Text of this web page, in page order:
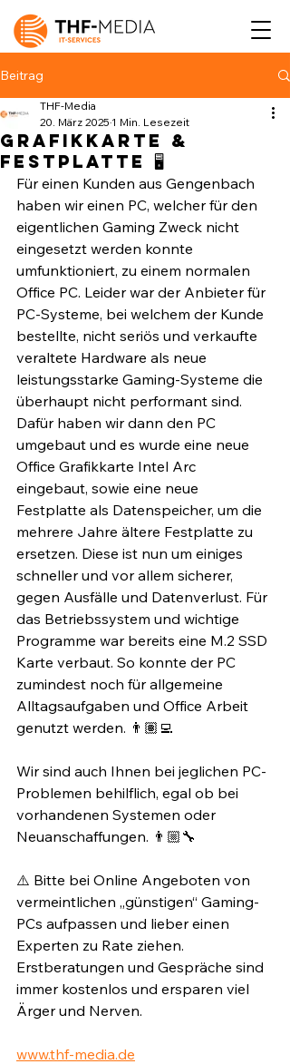
Beitrag
Grafikkarte &
Festplatte 🖥️
THF-Media
20. März 2025 1 Min. Lesezeit
Für einen Kunden aus Gengenbach
haben wir einen PC, welcher für den
eigentlichen Gaming Zweck nicht
eingesetzt werden konnte
umfunktioniert, zu einem normalen
Office PC. Leider war der Anbieter für
PC-Systeme, bei welchem der Kunde
bestellte, nicht seriös und verkaufte
veraltete Hardware als neue
leistungsstarke Gaming-Systeme die
überhaupt nicht performant sind.
Dafür haben wir dann den PC
umgebaut und es wurde eine neue
Office Grafikkarte Intel Arc
eingebaut, sowie eine neue
Festplatte als Datenspeicher, um die
mehrere Jahre ältere Festplatte zu
ersetzen. Diese ist nun um einiges
schneller und vor allem sicherer,
gegen Ausfälle und Datenverlust. Für
das Betriebssystem und wichtige
Programme war bereits eine M.2 SSD
Karte verbaut. So konnte der PC
zumindest noch für allgemeine
Alltagsaufgaben und Office Arbeit
genutzt werden. 👨🏽‍💻⁣
Wir sind auch Ihnen bei jeglichen PC-
Problemen behilflich, egal ob bei
vorhandenen Systemen oder
Neuanschaffungen. 👨🏼‍🔧⁣
⚠️ Bitte bei Online Angeboten von
vermeintlichen „günstigen“ Gaming-
PCs aufpassen und lieber einen
Experten zu Rate ziehen.
Erstberatungen und Gespräche sind
immer kostenlos und ersparen viel
Ärger und Nerven.⁣
www.thf-media.de